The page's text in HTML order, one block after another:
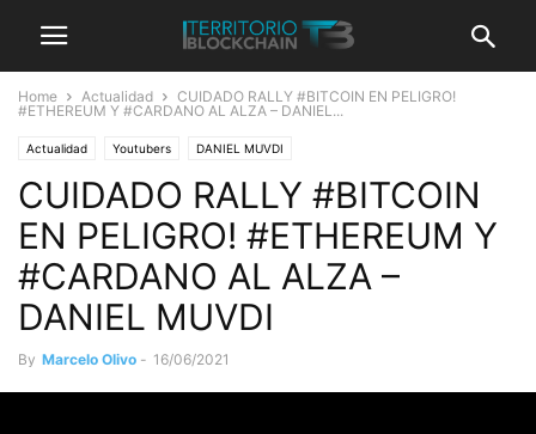
Home Actualidad
CUIDADO RALLY #BITCOIN EN PELIGRO!
#ETHEREUM Y #CARDANO AL ALZA – DANIEL...
Actualidad Youtubers DANIEL MUVDI
CUIDADO RALLY #BITCOIN
EN PELIGRO! #ETHEREUM Y
#CARDANO AL ALZA –
DANIEL MUVDI
By Marcelo Olivo - 16/06/2021